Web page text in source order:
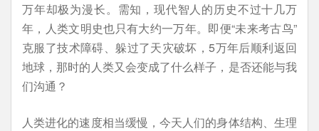
万年却极为漫长。需知，现代智人的历史不过十几万
年，人类文明史也只有大约一万年。即便“未来考古鸟”
克服了技术障碍、躲过了天灾破坏，5万年后顺利返回
地球，那时的人类又会变成了什么样子，是否还能与我
们沟通？
人类进化的速度相当缓慢，今天人们的身体结构、生理